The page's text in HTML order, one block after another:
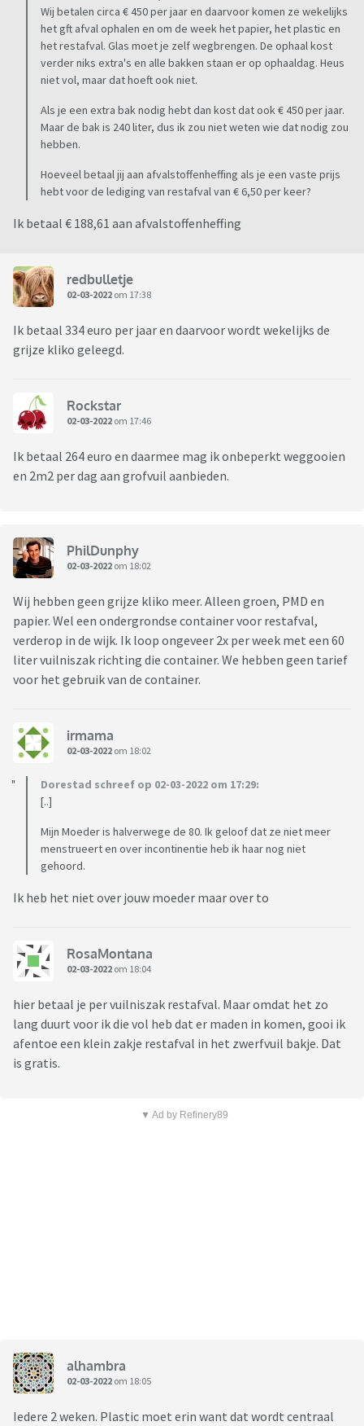
Wij betalen circa € 450 per jaar en daarvoor komen ze wekelijks
het gft afval ophalen en om de week het papier, het plastic en
het restafval. Glas moet je zelf wegbrengen. De ophaal kost
verder niks extra's en alle bakken staan er op ophaaldag. Heus
niet vol, maar dat hoeft ook niet.
Als je een extra bak nodig hebt dan kost dat ook € 450 per jaar.
Maar de bak is 240 liter, dus ik zou niet weten wie dat nodig zou
hebben.
Hoeveel betaal jij aan afvalstoffenheffing als je een vaste prijs
hebt voor de lediging van restafval van € 6,50 per keer?
Ik betaal € 188,61 aan afvalstoffenheffing
redbulletje
02-03-2022 om 17:38
Ik betaal 334 euro per jaar en daarvoor wordt wekelijks de
grijze kliko geleegd.
Rockstar
02-03-2022 om 17:46
Ik betaal 264 euro en daarmee mag ik onbeperkt weggooien
en 2m2 per dag aan grofvuil aanbieden.
PhilDunphy
02-03-2022 om 18:02
Wij hebben geen grijze kliko meer. Alleen groen, PMD en
papier. Wel een ondergrondse container voor restafval,
verderop in de wijk. Ik loop ongeveer 2x per week met een 60
liter vuilniszak richting die container. We hebben geen tarief
voor het gebruik van de container.
irmama
02-03-2022 om 18:02
Dorestad schreef op 02-03-2022 om 17:29:
[..]
Mijn Moeder is halverwege de 80. Ik geloof dat ze niet meer
menstrueert en over incontinentie heb ik haar nog niet
gehoord.
Ik heb het niet over jouw moeder maar over to
RosaMontana
02-03-2022 om 18:04
hier betaal je per vuilniszak restafval. Maar omdat het zo
lang duurt voor ik die vol heb dat er maden in komen, gooi ik
afentoe een klein zakje restafval in het zwerfvuil bakje. Dat
is gratis.
▼ Ad by Refinery89
alhambra
02-03-2022 om 18:05
Iedere 2 weken. Plastic moet erin want dat wordt centraal